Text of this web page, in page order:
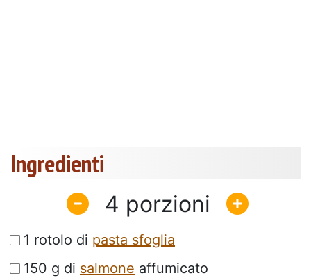
Ingredienti
4
1 rotolo di pasta sfoglia
150 g di salmone affumicato